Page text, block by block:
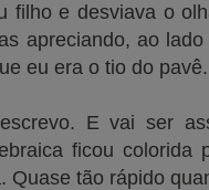
filho e desviava o
apreciando, ao
eu era o tio do pavê.
E vai ser
ficou colorida
Quase tão rápido